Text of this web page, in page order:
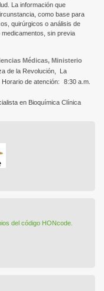
La información que
como base para
quirúrgicos o análisis de
sin previa
Médicas, Ministerio
de la Revolución,
La
Horario de atención:
8:30 a.m.
en Bioquímica Clínica
del código HONcode.